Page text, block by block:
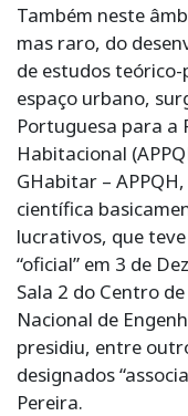
Também neste
mas raro, do
de estudos
espaço urbano,
Portuguesa para a
Habitacional
GHabitar –
científica
lucrativos, que
“oficial” em 3 de
Sala 2 do Centro
Nacional de
presidiu, entre
designados
Pereira.